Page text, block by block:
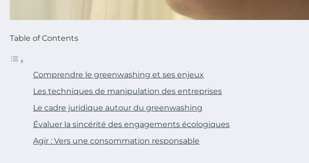
Table of Contents
Comprendre le greenwashing et ses enjeux
Les techniques de manipulation des entreprises
Le cadre juridique autour du greenwashing
Évaluer la sincérité des engagements écologiques
Agir : Vers une consommation responsable